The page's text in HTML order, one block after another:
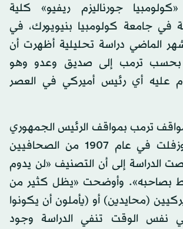
جورناليزم ريفيو» كلية
في جامعة كولومبيا بنيويورك، في
الماضي دراسة تحليلية أظهرت أن
بحسب ترمب إلى صديق وعدو وهو
عليه أي رئيس أميركي في العصر
ترمب بمواقف الرئيس الجمهوري
الأسبق تيدي روزفلت في عام 1907 من الصحافيين
الدراسة إلى أن التصنيف «لن يدوم
بصاحبه». وأوضحت «يظل كثير من
(محايدين) أو (يأملون أن يكونوا
نفس الوقت تنفي الدراسة وجود